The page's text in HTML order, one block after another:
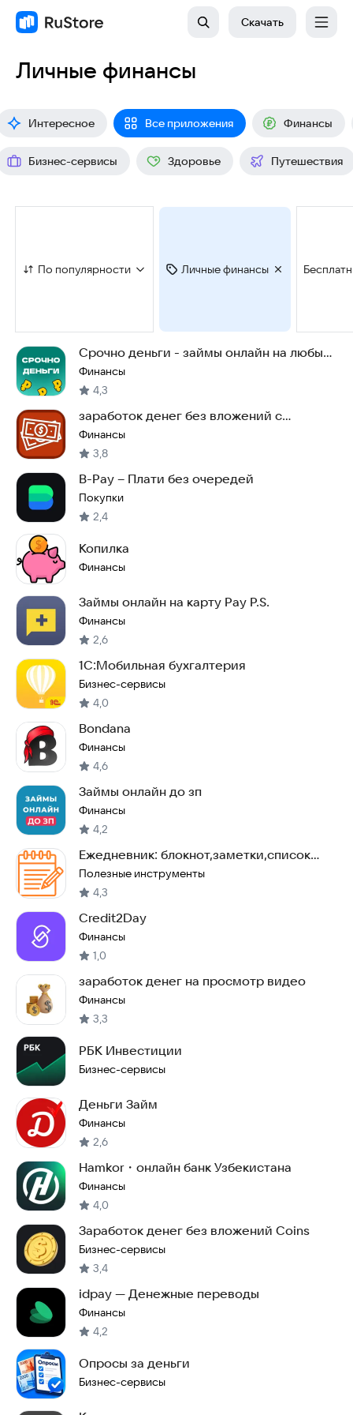
Скачать
Личные финансы
Интересное Все приложения Финансы
Бизнес-сервисы Здоровье Путешествия
По популярности Личные финансы
Срочно деньги - займы онлайн на любые
цели
Финансы
4,3
заработок денег без вложений с
заданиями
Финансы
3,8
B-Pay – Плати без очередей
Покупки
2,4
Копилка
Финансы
Займы онлайн на карту Pау P.S.
Финансы
2,6
1С:Мобильная бухгалтерия
Бизнес-сервисы
4,0
Bondana
Финансы
4,6
Займы онлайн до зп
Финансы
4,2
Ежедневник: блокнот,заметки,список
задач,календарь
Полезные инструменты
4,3
Credit2Day
Финансы
1,0
заработок денег на просмотр видео
Финансы
3,3
РБК Инвестиции
Бизнес-сервисы
Деньги Займ
Финансы
2,6
Hamkor・онлайн банк Узбекистана
Финансы
4,0
Заработок денег без вложений Coins
Бизнес-сервисы
3,4
idpay — Денежные переводы
Финансы
4,2
Опросы за деньги
Бизнес-сервисы